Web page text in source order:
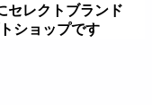
セレクトブランド
ショップです